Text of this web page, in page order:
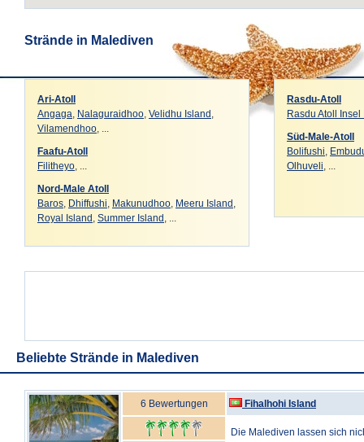
Strände in Malediven
Ari-Atoll
Angaga, Nalaguraidhoo, Velidhu Island ,
Vilamendhoo, ...
Faafu-Atoll
Filitheyo, ...
Nord-Male Atoll
Baros, Dhiffushi, Makunudhoo, Meeru Island ,
Royal Island , Summer Island , ...
Rasdu-Atoll
Rasdu Atoll
Süd-Male-Atoll
Bolifushi,
Olhuveli, ...
Beliebte Strände in Malediven
6 Bewertungen Fihalhohi Island
Die Malediven lassen sich